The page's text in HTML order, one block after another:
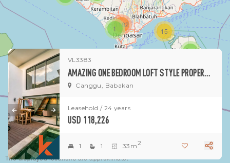
1 15
3182
1
The displayed locations are approximate.
VL3383
AMAZING ONE BEDROOM LOFT STYLE PROPERTY FOR LEASE IN BABAKAN
Canggu, Babakan
Leasehold / 24 years
USD 118,226
1 1 33m2